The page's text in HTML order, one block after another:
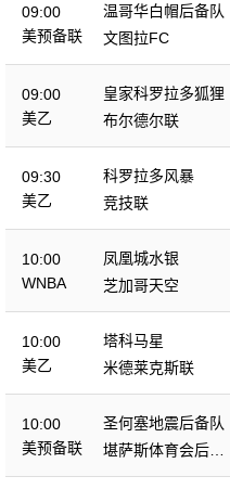
09:00
美预备联
温哥华白帽后备队
文图拉FC
09:00
美乙
皇家科罗拉多狐狸
布尔德尔联
09:30
美乙
科罗拉多风暴
竞技联
10:00
WNBA
凤凰城水银
芝加哥天空
10:00
美乙
塔科马星
米德莱克斯联
10:00
美预备联
圣何塞地震后备队
堪萨斯体育会后备
队